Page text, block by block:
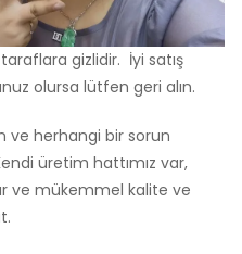
gizlidir. İyi satış
olursa lütfen geri alın.
ve herhangi bir sorun
üretim hattımız var,
ve mükemmel kalite ve